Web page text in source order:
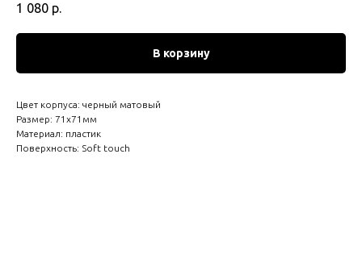
1 080 р.
В корзину
Цвет корпуса: черный матовый
Размер: 71х71мм
Материал: пластик
Поверхность: Soft touch